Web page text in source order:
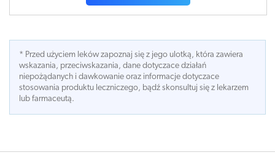
* Przed użyciem leków zapoznaj się z jego ulotką, która zawiera
wskazania, przeciwskazania, dane dotyczace działań
niepożądanych i dawkowanie oraz informacje dotyczace
stosowania produktu leczniczego, bądź skonsultuj się z lekarzem
lub farmaceutą.